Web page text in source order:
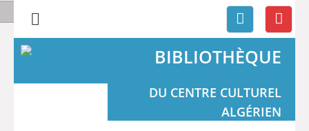
BIBLIOTHÈQUE
DU CENTRE CULTUREL
ALGÉRIEN